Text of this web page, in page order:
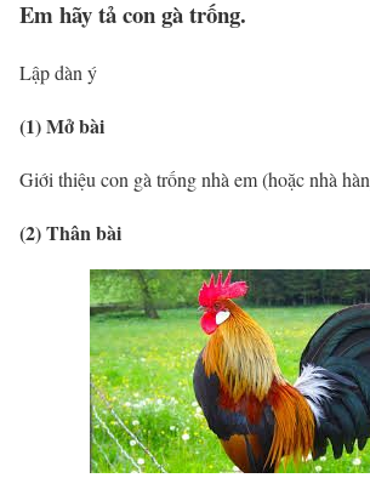
Em hãy tả con gà trống.
Lập dàn ý
(1) Mở bài
Giới thiệu con gà trống nhà em (hoặc nhà
(2) Thân bài